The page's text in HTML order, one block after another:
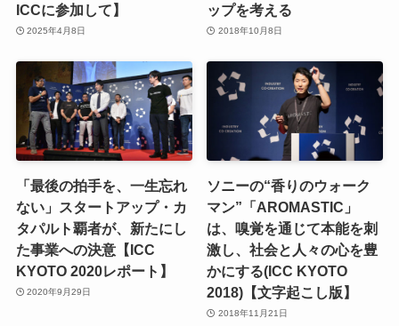
ICCに参加して】
2025年4月8日
ップを考える
2018年10月8日
「最後の拍手を、一生忘れ
ない」スタートアップ・カ
タパルト覇者が、新たにし
た事業への決意【ICC
KYOTO 2020レポート】
2020年9月29日
ソニーの“香りのウォーク
マン”「AROMASTIC」
は、嗅覚を通じて本能を刺
激し、社会と人々の心を豊
かにする(ICC KYOTO
2018)【文字起こし版】
2018年11月21日